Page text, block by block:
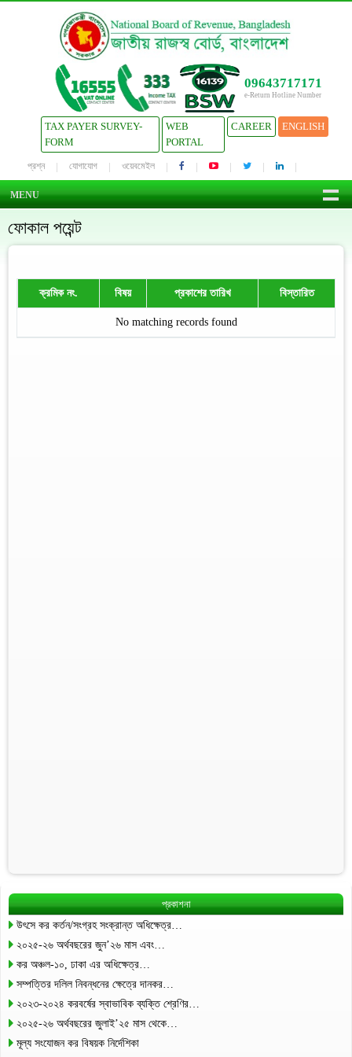
09643717171
e-Return Hotline Number
TAX PAYER SURVEY-
FORM
WEB
PORTAL
CAREER ENGLISH
প্রশ্ন যোগাযোগ ওয়েবমেইল
MENU
ফোকাল পয়েন্ট
ক্রমিক নং. বিষয় প্রকাশের তারিখ বিস্তারিত
No matching records found
প্রকাশনা
উৎসে কর কর্তন/সংগ্রহ সংক্রান্ত অধিক্ষেত্র…
২০২৫-২৬ অর্থবছরের জুন’২৬ মাস এবং…
কর অঞ্চল-১০, ঢাকা এর অধিক্ষেত্র…
সম্পত্তির দলিল নিবন্ধনের ক্ষেত্রে দানকর…
২০২৩-২০২৪ করবর্ষের স্বাভাবিক ব্যক্তি শ্রেণির…
২০২৫-২৬ অর্থবছরের জুলাই’২৫ মাস থেকে…
মূল্য সংযোজন কর বিষয়ক নির্দেশিকা